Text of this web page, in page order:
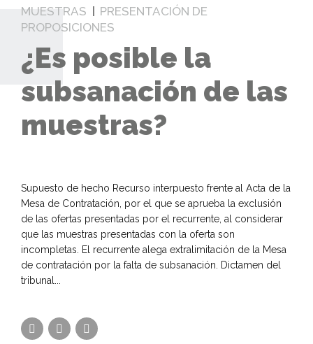
MUESTRAS
PRESENTACIÓN DE
PROPOSICIONES
¿Es posible la
subsanación de las
muestras?
Supuesto de hecho Recurso interpuesto frente al Acta de la
Mesa de Contratación, por el que se aprueba la exclusión
de las ofertas presentadas por el recurrente, al considerar
que las muestras presentadas con la oferta son
incompletas. El recurrente alega extralimitación de la Mesa
de contratación por la falta de subsanación. Dictamen del
tribunal...